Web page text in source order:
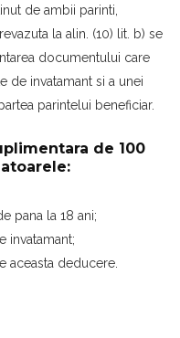
de ambii parinti,
la alin. (10) lit. b) se
documentului care
de invatamant si a unei
parintelui beneficiar.
de 100
pana la 18 ani;
invatamant;
aceasta deducere.